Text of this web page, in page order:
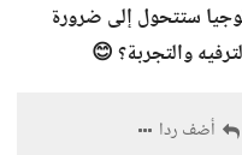
ستتحول إلى ضرورة
والتجربة؟ 😊
أضف ردا